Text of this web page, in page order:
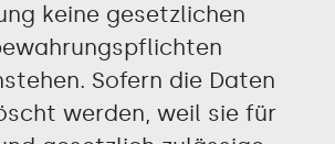
keine gesetzlichen
Sofern die Daten
werden, weil sie für